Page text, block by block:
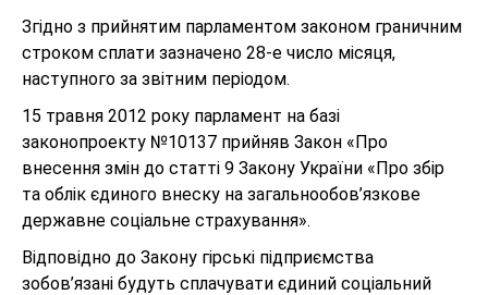
Згідно з прийнятим парламентом законом граничним
строком сплати зазначено 28-е число місяця,
наступного за звітним періодом.
15 травня 2012 року парламент на базі
законопроекту №10137 прийняв Закон «Про
внесення змін до статті 9 Закону України «Про збір
та облік єдиного внеску на загальнообов’язкове
державне соціальне страхування».
Відповідно до Закону гірські підприємства
зобов’язані будуть сплачувати єдиний соціальний